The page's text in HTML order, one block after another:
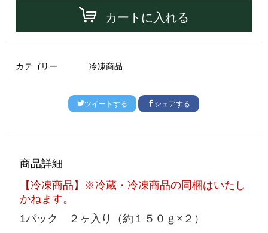
カートに入れる
カテゴリー 冷凍商品
ツイートする シェアする
商品詳細
【冷凍商品】 ※冷蔵・冷凍商品の同梱はいたし
かねます。
1パック ２ヶ入り（約１５０ｇ×２）